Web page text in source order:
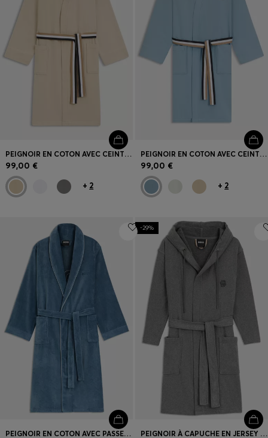
PEIGNOIR EN COTON AVEC CEINTURE À RAYURES EMBLÉMATIQUES
99,00 €
+ 2
PEIGNOIR EN COTON AVEC CEINTURE À RAYURES EMBLÉMATIQUES
99,00 €
+ 2
PEIGNOIR EN COTON AVEC PASSEPOIL ET LOGO BRODÉ
-29%
PEIGNOIR À CAPUCHE EN JERSEY DE COTON AVEC MONOGRAMME DOUBLE B